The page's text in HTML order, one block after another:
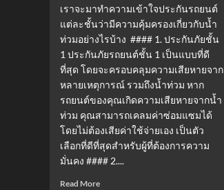
เราจะมาทำความเข้าใจประกันรถยนต์
แต่ละชั้นว่ามีความคุ้มครองเกี่ยวกับน้ำ
ท่วมอย่างไรบ้าง #### 1. ประกันภัยชั้น
1 ประกันภัยรถยนต์ชั้น 1 เป็นแบบที่ดี
ที่สุด โดยจะครอบคลุมความเสียหายจาก
หลายเหตุการณ์ รวมถึงน้ำท่วม หาก
รถยนต์ของคุณเกิดความเสียหายจากน้ำ
ท่วม คุณสามารถเคลมค่าซ่อมแซมได้
โดยไม่ต้องเสียค่าใช้จ่ายเอง เป็นตัว
เลือกที่ดีที่สุดสำหรับผู้ที่ต้องการความ
มั่นคง #### 2....
Read MoreRead